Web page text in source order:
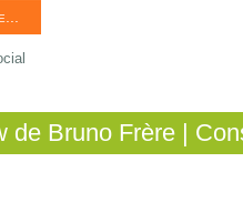
de Bruno Frère |